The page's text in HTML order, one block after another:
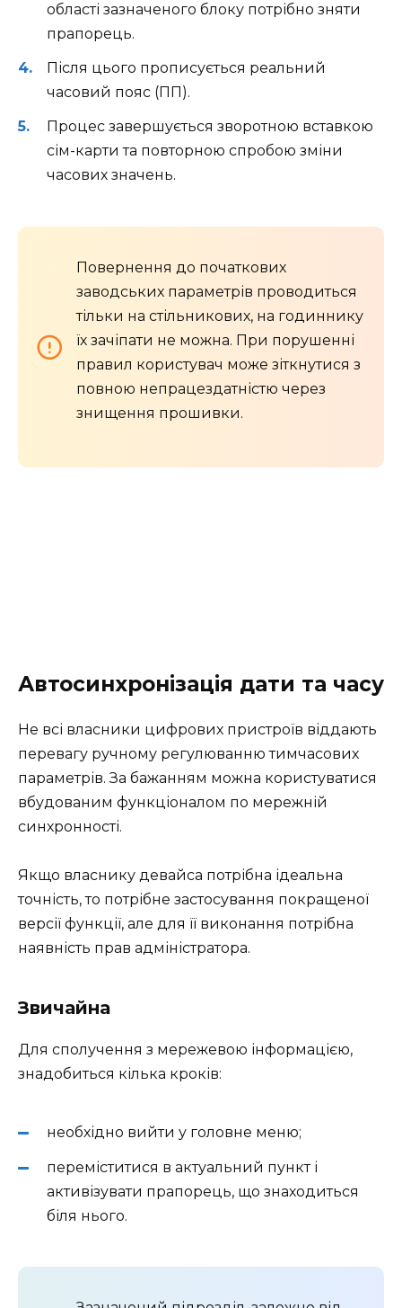
області зазначеного блоку потрібно зняти
прапорець.
Після цього прописується реальний
часовий пояс (ПП).
Процес завершується зворотною вставкою
сім-карти та повторною спробою зміни
часових значень.
Повернення до початкових
заводських параметрів проводиться
тільки на стільникових, на годиннику
їх зачіпати не можна. При порушенні
правил користувач може зіткнутися з
повною непрацездатністю через
знищення прошивки.
Автосинхронізація дати та часу
Не всі власники цифрових пристроїв віддають
перевагу ручному регулюванню тимчасових
параметрів. За бажанням можна користуватися
вбудованим функціоналом по мережній
синхронності.
Якщо власнику девайса потрібна ідеальна
точність, то потрібне застосування покращеної
версії функції, але для її виконання потрібна
наявність прав адміністратора.
Звичайна
Для сполучення з мережевою інформацією,
знадобиться кілька кроків:
необхідно вийти у головне меню;
переміститися в актуальний пункт і
активізувати прапорець, що знаходиться
біля нього.